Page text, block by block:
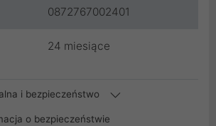
0872767002401
24 miesiące
i bezpieczeństwo
o bezpieczeństwie